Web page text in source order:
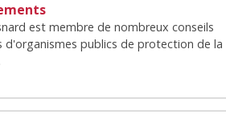
est membre de nombreux conseils
d'organismes publics de protection de la